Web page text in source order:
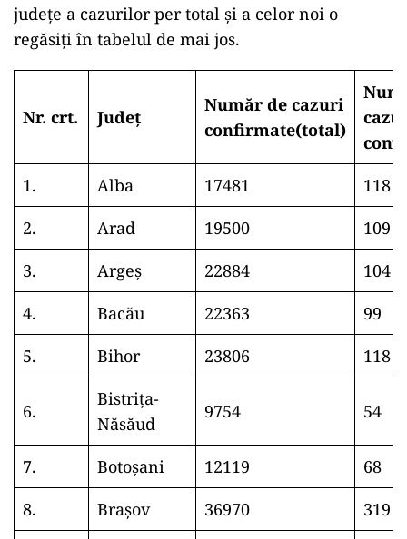
județe a cazurilor per total și a celor noi o
regăsiți în tabelul de mai jos.
Nr. crt. Județ
Număr de cazuri
confirmate(total)
1.
Alba 17481
118
2.
Arad 19500
109
3.
Argeș 22884
104
4.
Bacău 22363
99
5.
Bihor 23806 118
6.
Bistrița-
Năsăud
9754 54
7. Botoșani 12119
68
8.
Brașov 36970
319